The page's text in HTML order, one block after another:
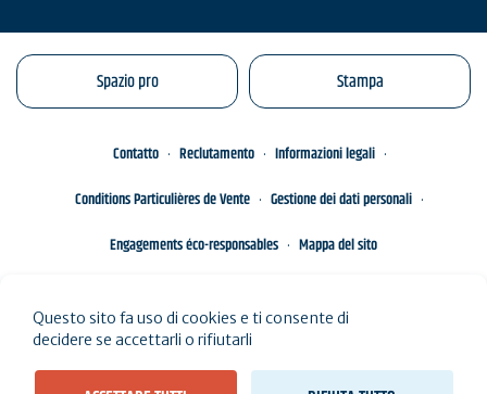
Spazio pro Stampa
Contatto Reclutamento
Informazioni legali
Conditions Particulières de Vente
Gestione dei dati personali
Engagements éco-responsables
Mappa del sito
Questo sito fa uso di cookies e ti consente di
decidere se accettarli o rifiutarli